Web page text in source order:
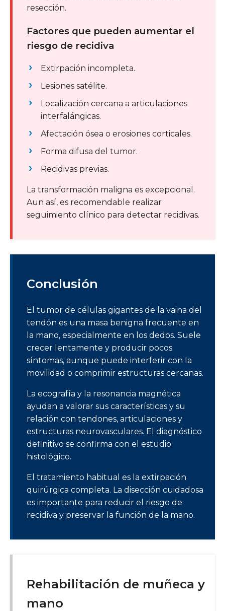
resección.
Factores que pueden aumentar el
riesgo de recidiva
Extirpación incompleta.
Lesiones satélite.
Localización cercana a articulaciones
interfalángicas.
Afectación ósea o erosiones corticales.
Forma difusa del tumor.
Recidivas previas.
La transformación maligna es excepcional.
Aun así, es recomendable realizar
seguimiento clínico para detectar recidivas.
Conclusión
El tumor de células gigantes de la vaina del
tendón es una masa benigna frecuente en
la mano, especialmente en los dedos. Suele
crecer lentamente y producir pocos
síntomas, aunque puede interferir con la
movilidad o comprimir estructuras cercanas.
La ecografía y la resonancia magnética
ayudan a valorar sus características y su
relación con tendones, articulaciones y
estructuras neurovasculares. El diagnóstico
definitivo se confirma con el estudio
histológico.
El tratamiento habitual es la extirpación
quirúrgica completa. La disección cuidadosa
es importante para reducir el riesgo de
recidiva y preservar la función de la mano.
Rehabilitación de muñeca y
mano